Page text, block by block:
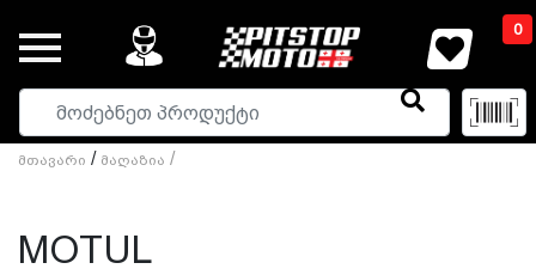
0
Მთავარი / Მაღაზია /
MOTUL